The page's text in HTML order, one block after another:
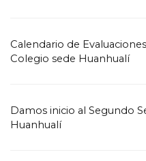
Calendario de
Colegio sede Huanhualí
Damos inicio al Segundo
Huanhualí